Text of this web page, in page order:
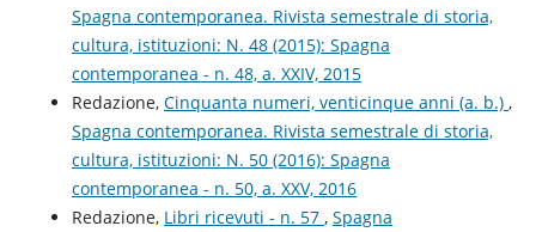
Spagna contemporanea. Rivista semestrale di storia,
cultura, istituzioni: N. 48 (2015): Spagna
contemporanea - n. 48, a. XXIV, 2015
Redazione, Cinquanta numeri, venticinque anni (a. b.) ,
Spagna contemporanea. Rivista semestrale di storia,
cultura, istituzioni: N. 50 (2016): Spagna
contemporanea - n. 50, a. XXV, 2016
Redazione, Libri ricevuti - n. 57 , Spagna